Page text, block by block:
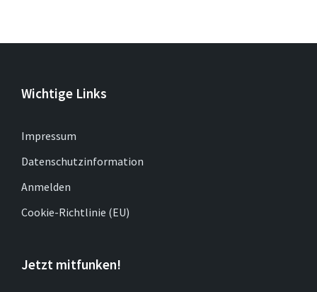
Wichtige Links
Impressum
Datenschutzinformation
Anmelden
Cookie-Richtlinie (EU)
Jetzt mitfunken!